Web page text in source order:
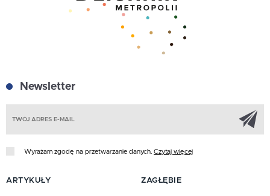
Newsletter
Wyrażam zgodę na przetwarzanie danych. Czytaj więcej
ARTYKUŁY ZAGŁĘBIE